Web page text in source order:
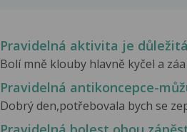
Pravidelná aktivita je důležitá
Bolí mně klouby hlavně kyčel a
Pravidelná antikoncepce-
Dobrý den,potřebovala bych se